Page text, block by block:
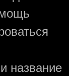
название